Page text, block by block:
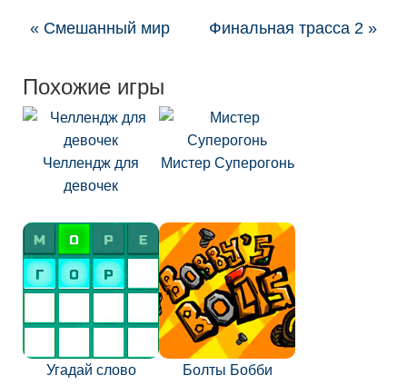
« Смешанный мир Финальная трасса 2 »
Похожие игры
Челлендж для
девочек
Мистер Суперогонь
Угадай слово Болты Бобби